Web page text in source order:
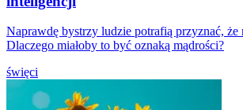
Naprawdę bystrzy ludzie potrafią przyznać, że
Dlaczego miałoby to być oznaką mądrości?
święci